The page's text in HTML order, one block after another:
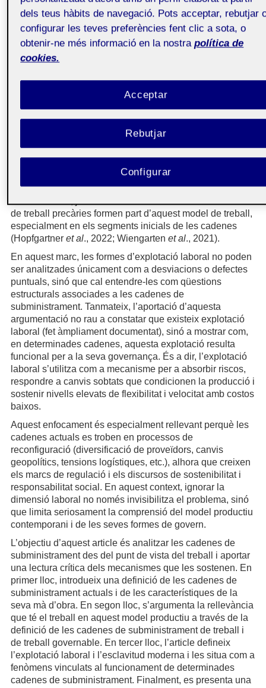
social, s’ha començat a reconèixer la necessitat
d’incorporar els impactes socials al centre del debat sobre
les cadenes de subministrament (Pagell i Wilhelm, 2025).
Entre aquests impactes, les condicions laborals
emergeixen com un dels aspectes més crítics i, alhora,
El model de globalització actual no només es basa en la
circulació de béns i capitals, sinó també en la
de les cadenes de subministrament (Chen i Schiller,
2022). Les cadenes de subministrament de treball són
flexible i governable, generalment, integrada per
persones en situació de vulnerabilitat social i econòmica.
de treball precàries formen part d’aquest model de treball,
especialment en els segments inicials de les cadenes
(Hopfgartner et al., 2022; Wiengarten et al., 2021).
En aquest marc, les formes d’explotació laboral no poden
ser analitzades únicament com a desviacions o defectes
puntuals, sinó que cal entendre-les com qüestions
estructurals associades a les cadenes de
subministrament. Tanmateix, l’aportació d’aquesta
argumentació no rau a constatar que existeix explotació
laboral (fet àmpliament documentat), sinó a mostrar com,
en determinades cadenes, aquesta explotació resulta
funcional per a la seva governança. És a dir, l’explotació
laboral s’utilitza com a mecanisme per a absorbir riscos,
respondre a canvis sobtats que condicionen la producció i
sostenir nivells elevats de flexibilitat i velocitat amb costos
baixos.
Aquest enfocament és especialment rellevant perquè les
cadenes actuals es troben en processos de
reconfiguració (diversificació de proveïdors, canvis
geopolítics, tensions logístiques, etc.), alhora que creixen
els marcs de regulació i els discursos de sostenibilitat i
responsabilitat social. En aquest context, ignorar la
dimensió laboral no només invisibilitza el problema, sinó
que limita seriosament la comprensió del model productiu
contemporani i de les seves formes de govern.
L’objectiu d’aquest article és analitzar les cadenes de
subministrament des del punt de vista del treball i aportar
una lectura crítica dels mecanismes que les sostenen. En
primer lloc, introdueix una definició de les cadenes de
subministrament actuals i de les característiques de la
seva mà d’obra. En segon lloc, s’argumenta la rellevància
que té el treball en aquest model productiu a través de la
definició de les cadenes de subministrament de treball i
de treball governable. En tercer lloc, l’article defineix
l’explotació laboral i l’esclavitud moderna i les situa com a
fenòmens vinculats al funcionament de determinades
cadenes de subministrament. Finalment, es presenta una
dels teus hàbits de navegació. Pots acceptar, rebutjar
configurar les teves preferències fent clic a sota, o
obtenir-ne més informació en la nostra política de
cookies.
Rebutjar
Acceptar
Configurar